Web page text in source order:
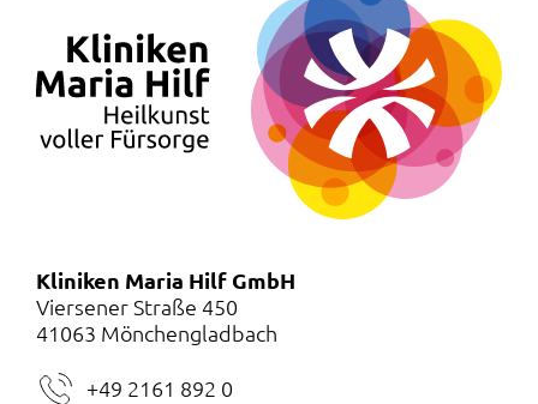
Kliniken Maria Hilf GmbH
Viersener Straße 450
41063 Mönchengladbach
+49 2161 892 0